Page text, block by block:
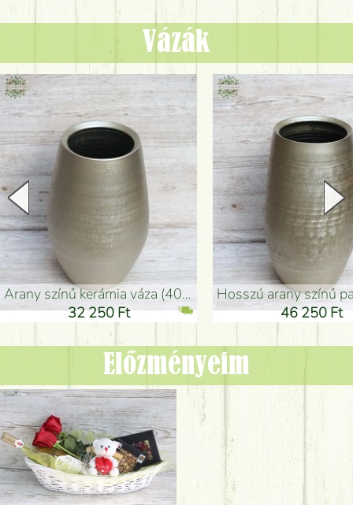
Vázák
arany színű kerámia váza (40x26cm)
32 250 Ft
hosszú arany színű
46 250 Ft
Előzményeim